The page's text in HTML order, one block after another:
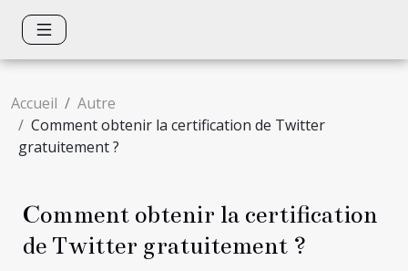
Accueil
Autre
Comment obtenir la certification de Twitter
gratuitement ?
Comment obtenir la certification
de Twitter gratuitement ?